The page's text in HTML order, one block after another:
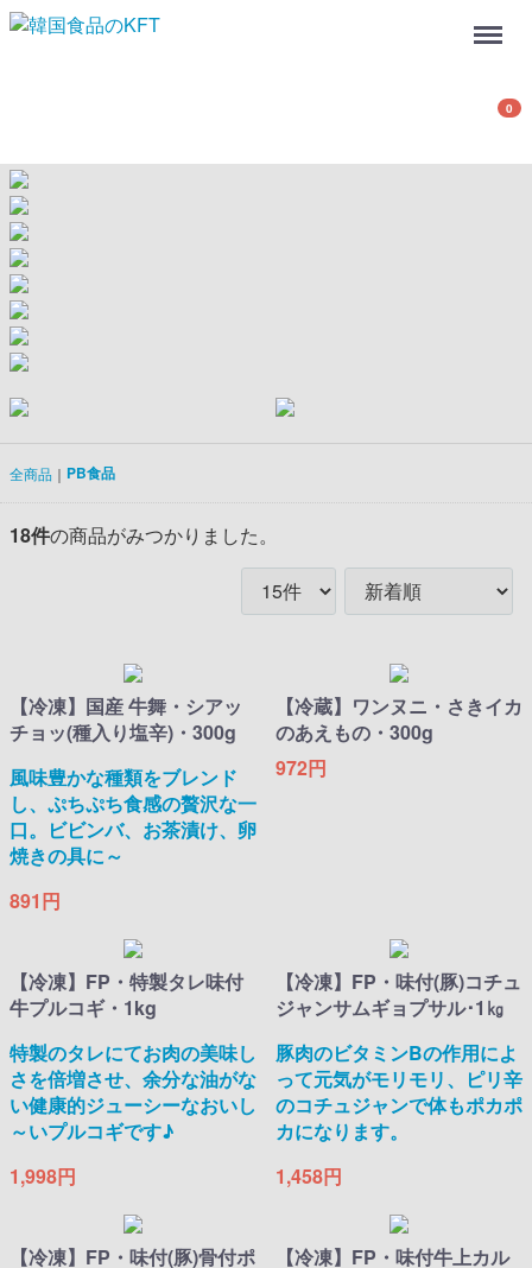
0
Menu
全商品 PB食品
18件の商品がみつかりました。
【冷凍】国産 牛舞・シアッ
チョッ(種入り塩辛)・300g
風味豊かな種類をブレンド
し、ぷちぷち食感の贅沢な一
口。ビビンバ、お茶漬け、卵
焼きの具に～
891円
【冷蔵】ワンヌニ・さきイカ
のあえもの・300g
972円
【冷凍】FP・特製タレ味付
牛プルコギ・1kg
特製のタレにてお肉の美味し
さを倍増させ、余分な油がな
い健康的ジューシーなおいし
～いプルコギです♪
1,998円
【冷凍】FP・味付(豚)コチュ
ジャンサムギョプサル･1㎏
豚肉のビタミンBの作用によ
って元気がモリモリ、ピリ辛
のコチュジャンで体もポカポ
カになります。
1,458円
【冷凍】FP・味付(豚)骨付ポ
【冷凍】FP・味付牛上カル